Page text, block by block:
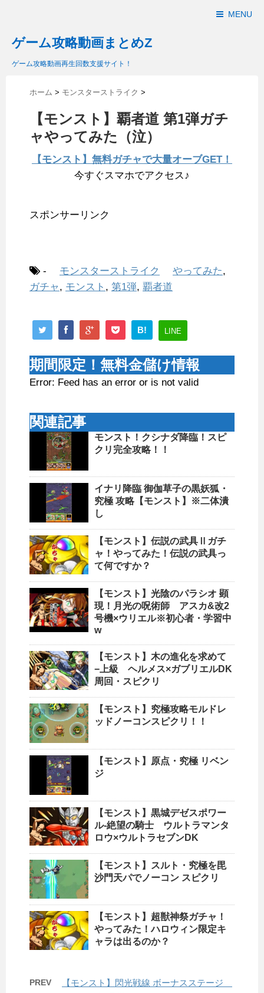
MENU
ゲーム攻略動画まとめZ
ゲーム攻略動画再生回数支援サイト！
ホーム > モンスターストライク >
【モンスト】覇者道 第1弾ガチ
ャやってみた（泣）
【モンスト】無料ガチャで大量オーブGET！
今すぐスマホでアクセス♪
スポンサーリンク
- モンスターストライク やってみた,
ガチャ, モンスト , 第1弾, 覇者道
B! LINE
期間限定！無料金儲け情報
Error: Feed has an error or is not valid
関連記事
モンスト！クシナダ降臨！スピ
クリ完全攻略！！
イナリ降臨 御伽草子の黒妖狐・
究極 攻略【モンスト】※二体潰
し
【モンスト】伝説の武具Ⅱガチ
ャ！やってみた！伝説の武具っ
て何ですか？
【モンスト】光陰のパラシオ 顕
現！月光の呪術師 アスカ&改2
号機×ウリエル※初心者・学習中
w
【モンスト】木の進化を求めて
−上級 ヘルメス×ガブリエルDK
周回・スピクリ
【モンスト】究極攻略モルドレ
ッドノーコンスピクリ！！
【モンスト】原点・究極 リベン
ジ
【モンスト】黒城デゼスポワー
ル-絶望の騎士 ウルトラマンタ
ロウ×ウルトラセブンDK
【モンスト】スルト・究極を毘
沙門天パでノーコン スピクリ
【モンスト】超獣神祭ガチャ！
やってみた！ハロウィン限定キ
ャラは出るのか？
PREV
【モンスト】閃光戦線 ボーナスステージ